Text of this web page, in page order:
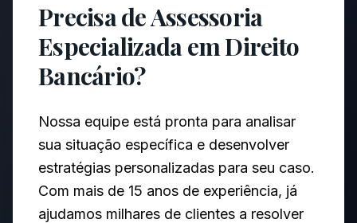
Precisa de Assessoria
Especializada em Direito
Bancário?
Nossa equipe está pronta para analisar
sua situação específica e desenvolver
estratégias personalizadas para seu caso.
Com mais de 15 anos de experiência, já
ajudamos milhares de clientes a resolver